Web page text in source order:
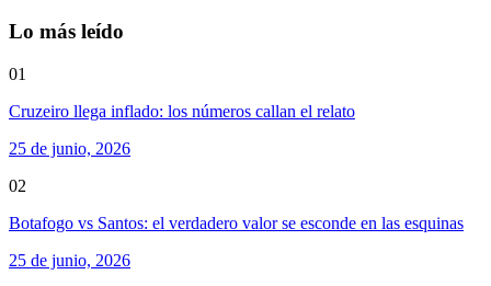
Lo más leído
01
Cruzeiro llega inflado: los números callan el relato
25 de junio, 2026
02
Botafogo vs Santos: el verdadero valor se esconde en las esquinas
25 de junio, 2026